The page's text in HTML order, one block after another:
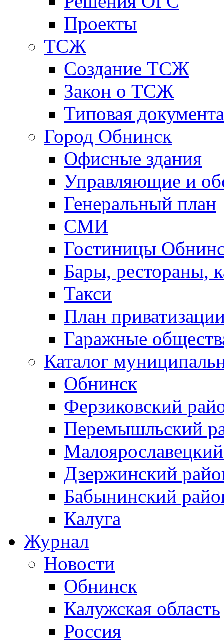
Проекты
ТСЖ
Создание ТСЖ
Закон о ТСЖ
Типовая
Город Обнинск
Офисные здания
Управляющие и
Генеральный план
СМИ
Гостиницы
Бары, рестораны,
Такси
План
Гаражные
Каталог
Обнинск
Ферзиковский
Перемышльский
Дзержинский
Бабынинский
Калуга
Журнал
Новости
Обнинск
Калужская область
Россия